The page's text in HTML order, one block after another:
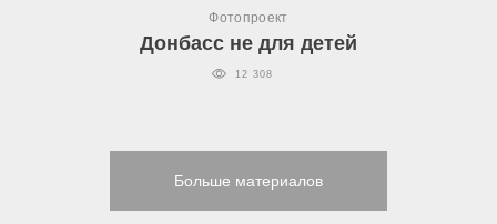
Фотопроект
Донбасс не для детей
12 308
Больше материалов